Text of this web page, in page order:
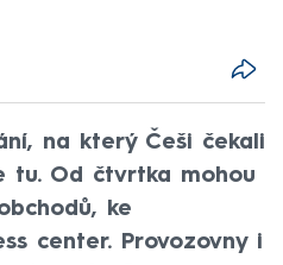
na který Češi čekali
tu. Od čtvrtka mohou
ke
center. Provozovny i